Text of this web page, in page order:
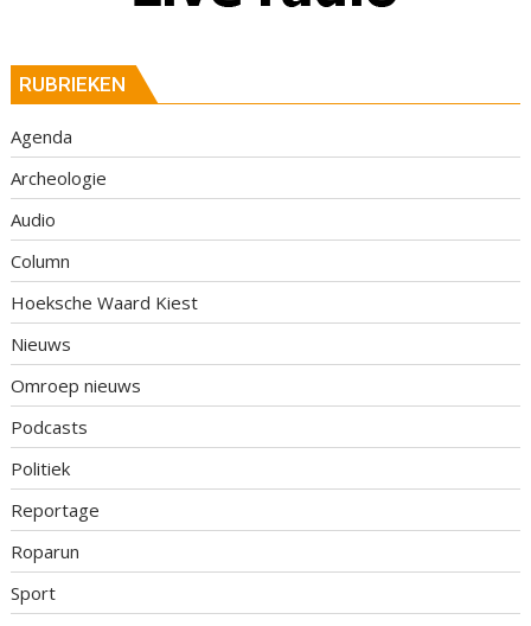
RUBRIEKEN
Agenda
Archeologie
Audio
Column
Hoeksche Waard Kiest
Nieuws
Omroep nieuws
Podcasts
Politiek
Reportage
Roparun
Sport